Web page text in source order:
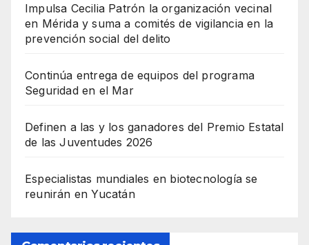
Impulsa Cecilia Patrón la organización vecinal
en Mérida y suma a comités de vigilancia en la
prevención social del delito
Continúa entrega de equipos del programa
Seguridad en el Mar
Definen a las y los ganadores del Premio Estatal
de las Juventudes 2026
Especialistas mundiales en biotecnología se
reunirán en Yucatán